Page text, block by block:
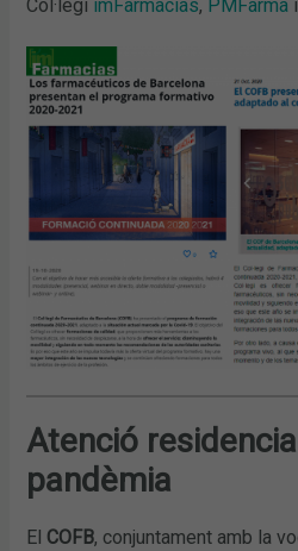
Col·legi imFarmacias, PMFarma i
Atenció
pandèmia
El COFB, conjuntament amb la